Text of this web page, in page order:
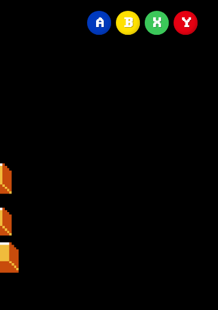
A B X Y